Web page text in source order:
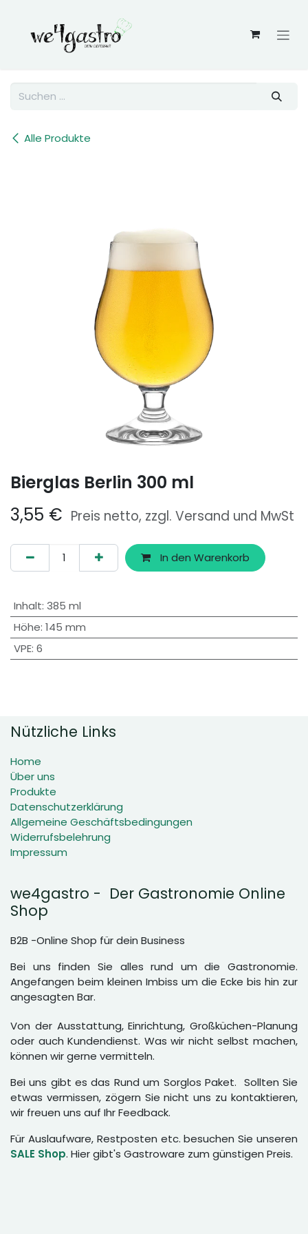
Alle Produkte
Bierglas Berlin 300 ml
3,55 € Preis netto, zzgl. Versand und MwSt
In den Warenkorb
Inhalt: 385 ml
Höhe: 145 mm
VPE: 6
Nützliche Links
Home
Über uns
Produkte
Datenschutzerklärung
Allgemeine Geschäftsbedingungen
Widerrufsbelehrung
Impressum
we4gastro - Der Gastronomie Online
Shop
B2B -Online Shop für dein Business
Bei uns finden Sie alles rund um die Gastronomie.
Angefangen beim kleinen Imbiss um die Ecke bis hin zur
angesagten Bar.
Von der Ausstattung, Einrichtung, Großküchen-Planung
oder auch Kundendienst. Was wir nicht selbst machen,
können wir gerne vermitteln.
Bei uns gibt es das Rund um Sorglos Paket. Sollten Sie
etwas vermissen, zögern Sie nicht uns zu kontaktieren,
wir freuen uns auf Ihr Feedback.
Für Auslaufware, Restposten etc. besuchen Sie unseren
SALE Shop. Hier gibt's Gastroware zum günstigen Preis.